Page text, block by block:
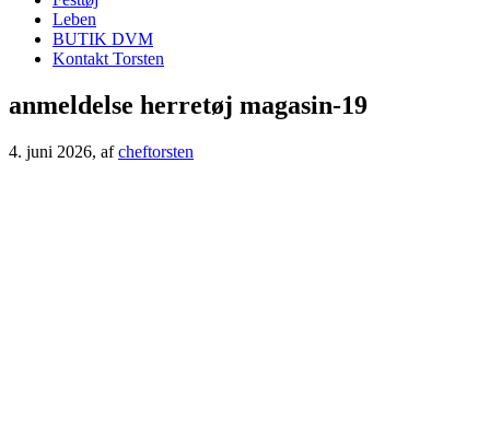
Leben
BUTIK DVM
Kontakt Torsten
anmeldelse herretøj magasin-19
4. juni 2026, afcheftorsten